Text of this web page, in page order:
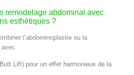
remodelage abdominal avec
esthétiques ?
l’abdominoplastie ou la
avec :
Lift) pour un effet harmonieux de la